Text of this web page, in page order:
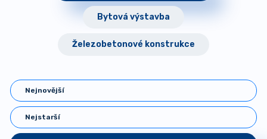
Bytová výstavba
Železobetonové konstrukce
Nejnovější
Nejstarší